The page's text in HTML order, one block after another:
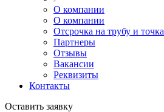
О компании
О компании
Отсрочка на трубу и точка
Партнеры
Отзывы
Вакансии
Реквизиты
Контакты
Оставить заявку